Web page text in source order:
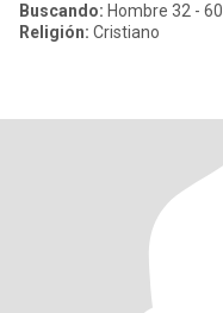
Buscando: Hombre 32 - 60
Religión: Cristiano